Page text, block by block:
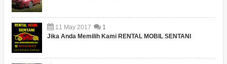
11 May 2017
1
Jika Anda Memilih Kami RENTAL MOBIL SENTANI